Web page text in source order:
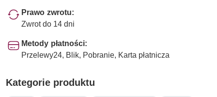
Prawo zwrotu:
Zwrot do 14 dni
Metody płatności:
Przelewy24, Blik, Pobranie, Karta płatnicza
Kategorie produktu